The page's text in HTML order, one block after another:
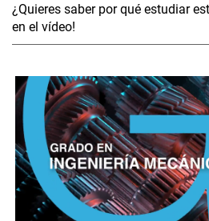
¿Quieres saber por qué estudiar
en el vídeo!